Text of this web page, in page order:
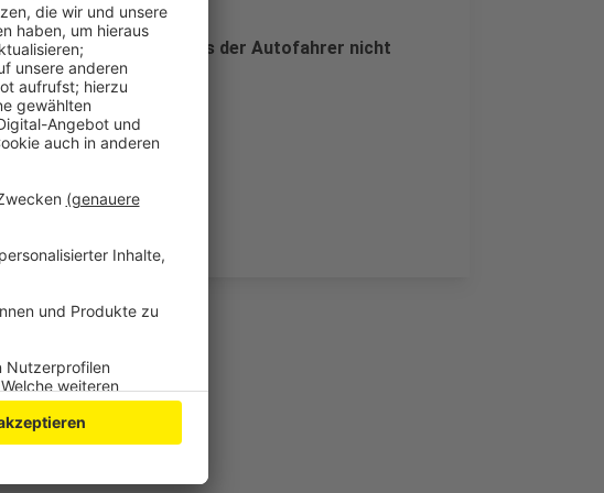
Polizei mitgeteilt, dass der Autofahrer nicht